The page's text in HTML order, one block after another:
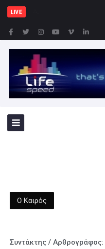
LIVE
Ο Καιρός
Συντάκτης / Αρθρογράφος: